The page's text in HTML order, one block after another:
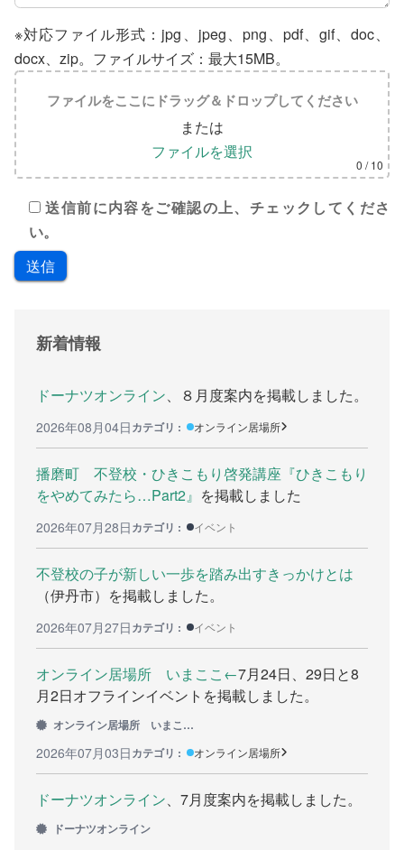
女性のための悩み相談
カウンセリング機関
働きたい方へ
就職の相談や情報
学びたい方へ
全寮制の県立フリースクール
連絡したい方へ
問い合わせのある方に
検
索:
※対応ファイル形式：jpg、jpeg、png、pdf、gif、doc、
docx、zip。ファイルサイズ：最大15MB。
ファイルをここにドラッグ＆ドロップしてください
または
ファイルを選択
0 / 10
送信前に内容をご確認の上、チェックしてくださ
い。
新着情報
ドーナツオンライン 、８月度案内を掲載しました。
2026年08月04日カテゴリ : オンライン居場所
播磨町 不登校・ひきこもり啓発講座『ひきこもり
をやめてみたら…Part2』 を掲載しました
2026年07月28日カテゴリ : イベント
不登校の子が新しい一歩を踏み出すきっかけとは
（伊丹市）を掲載しました。
2026年07月27日カテゴリ : イベント
オンライン居場所 いまここ←7月24日、29日と8
月2日オフラインイベントを掲載しました。
オンライン居場所 いまここ←
2026年07月03日カテゴリ : オンライン居場所
ドーナツオンライン 、7月度案内を掲載しました。
ドーナツオンライン